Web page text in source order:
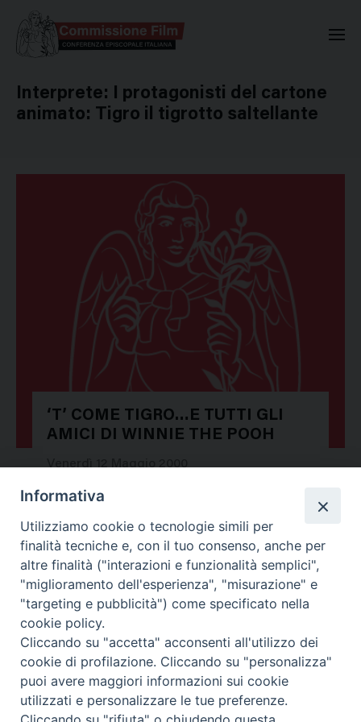
Interprete: I protagonisti del cartone
animato: Tigro il tigrotto saltellante
‘T’ COME TIGRO…E TUTTI GLI
AMICI DI WINNIE THE POOH
Informativa
Utilizziamo cookie o tecnologie simili per
finalità tecniche e, con il tuo consenso, anche per
altre finalità ("interazioni e funzionalità semplici",
"miglioramento dell'esperienza", "misurazione" e
"targeting e pubblicità") come specificato nella
cookie policy.
Cliccando su "accetta" acconsenti all'utilizzo dei
cookie di profilazione. Cliccando su "personalizza"
puoi avere maggiori informazioni sui cookie
utilizzati e personalizzare le tue preferenze.